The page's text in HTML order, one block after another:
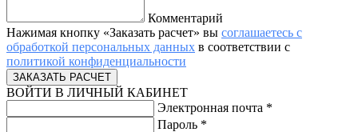
Комментарий
Нажимая кнопку «Заказать расчет» вы соглашаетесь с
обработкой персональных данных в соответствии с
политикой конфиденциальности
ВОЙТИ В ЛИЧНЫЙ КАБИНЕТ
Электронная почта *
Пароль *